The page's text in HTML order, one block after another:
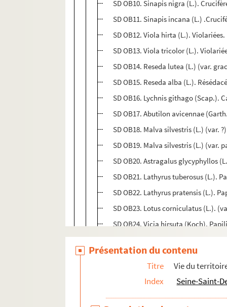
SD OB10. Sinapis nigra (L.).
SD OB11. Sinapis incana (L.)
SD OB12. Viola hirta (L.).
SD OB13. Viola tricolor (L.).
SD OB14. Reseda lutea (L.) (var.
SD OB15. Reseda alba (L.).
SD OB16. Lychnis githago (Scap.).
SD OB17. Abutilon avicennae
SD OB18. Malva silvestris (L.) (var.
SD OB19. Malva silvestris (L.) (var.
SD OB20. Astragalus glycyphyllos
SD OB21. Lathyrus tuberosus (L.).
SD OB22. Lathyrus pratensis (L.).
SD OB23. Lotus corniculatus (L.).
SD OB24. Vicia hirsuta (Koch).
SD OB25. Potentilla norvegica (L.).
SD OB26. Potentilla inclinata (Vill.).
SD OB27. Rubus cæsius (Mœl
SD OB28. Rubus cæsius (L.)
Présentation du contenu
Titre
Vie du
Index
Seine-Saint-